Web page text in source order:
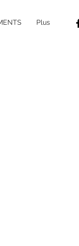
Plus